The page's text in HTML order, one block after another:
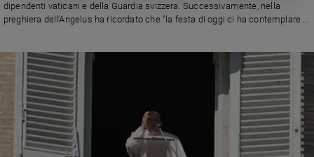
dipendenti vaticani e della Guardia svizzera. Successivamente, nella
preghiera dell'Angelus ha ricordato che "la festa di oggi ci ha contemplare il